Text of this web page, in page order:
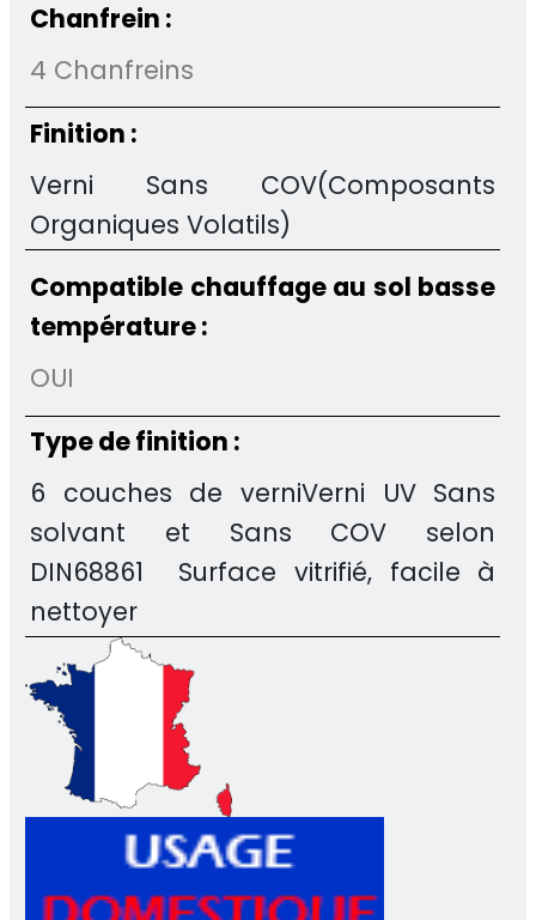
Chanfrein :
4 Chanfreins
Finition :
Verni Sans COV(Composants
Organiques Volatils)
Compatible chauffage au sol basse
température :
OUI
Type de finition :
6 couches de verniVerni UV Sans
solvant et Sans COV selon
DIN68861 Surface vitrifié, facile à
nettoyer